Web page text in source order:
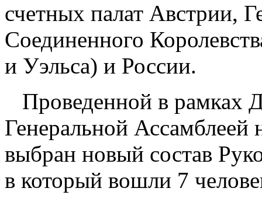
счетных палат Австрии,
Соединенного
и Уэльса) и России.
Проведенной в рамках
Генеральной
выбран новый состав
в который вошли 7